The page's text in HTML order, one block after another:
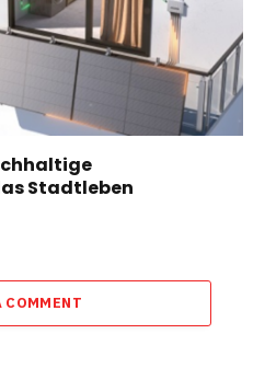
Stadtleben
COMMENT